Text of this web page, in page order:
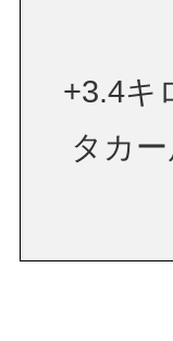
+3.4キ
タカ